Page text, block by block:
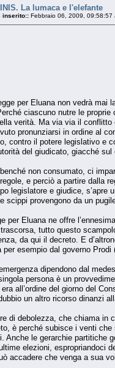
La lumaca e l'elefante
inserito:: Febbraio 06, 2009, 09:58:57
per Eluana non vedrà
ciascuno nutre le
verità. Ma via via il
pronunziarsi in ordine al
contro il potere legislativo e
del giudicato, giacché
non consumato, ci
e perciò a partire dalla
legislatore e giudice,
scippi provengono da un
per Eluana ne offre
tutto questo
da qui il decreto. E
per esempio dal governo
dipendono dal
persona è un
all’ordine del giorno del
un altro ricorso dinanzi
di debolezza, che chiama
è perché subisce i venti
Anche le gerarchie partitiche
elezioni, espropriandoci
accadere che venga a sua